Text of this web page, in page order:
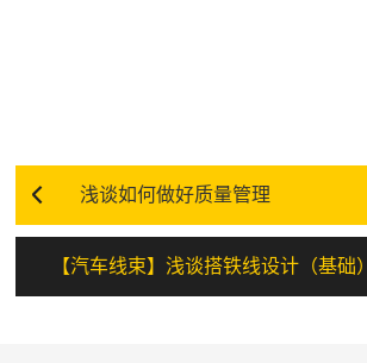
浅谈如何做好质量管理
【汽车线束】浅谈搭铁线设计（基础）